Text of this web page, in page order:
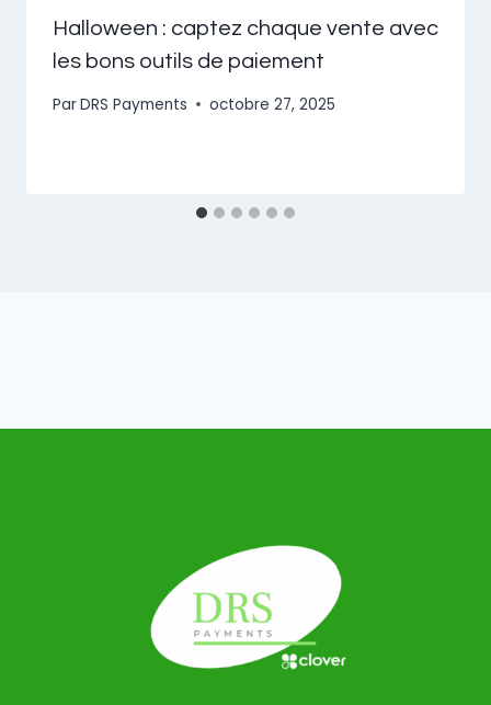
Halloween : captez chaque vente avec
les bons outils de paiement
ParDRS Payments octobre 27, 2025